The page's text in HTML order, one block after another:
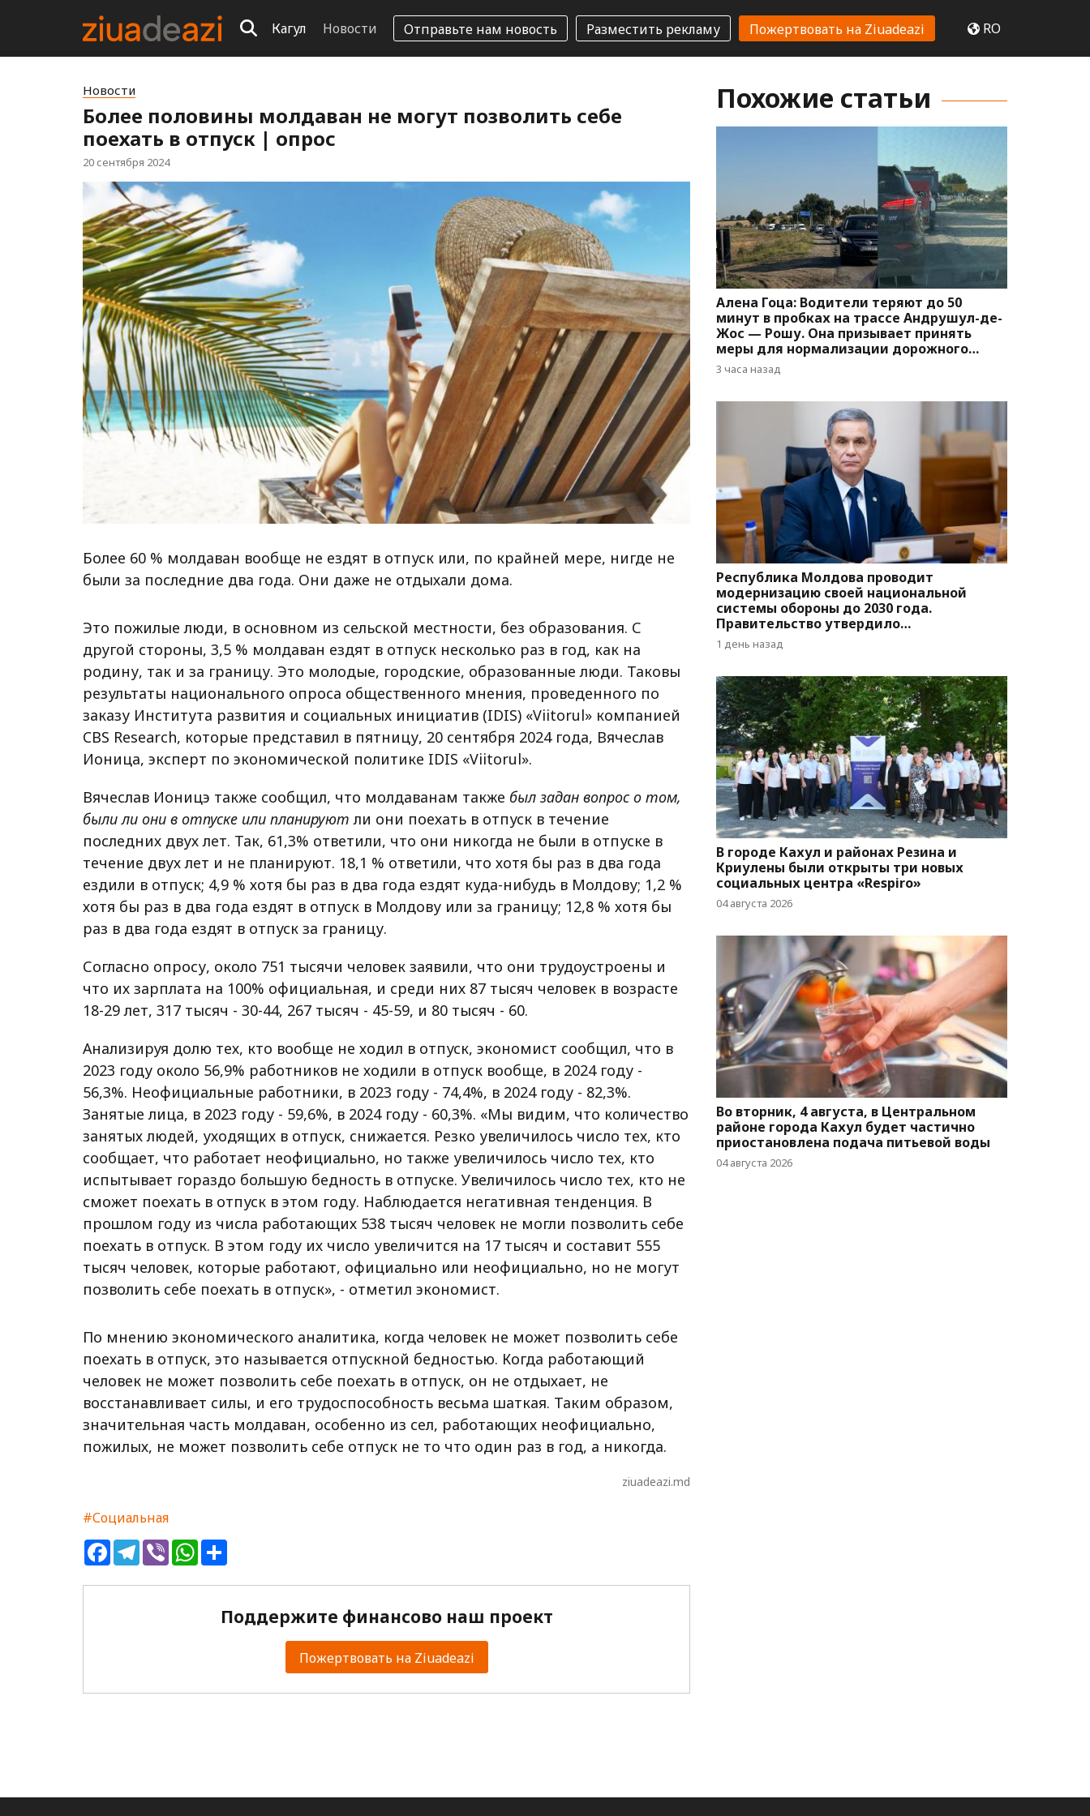
Кагул Новости Отправьте нам новость Разместить рекламу Пожертвовать на Ziuadeazi RO
Новости
Более половины молдаван не могут позволить себе
поехать в отпуск | опрос
20 сентября 2024
Более 60 % молдаван вообще не ездят в отпуск или, по крайней мере, нигде не
были за последние два года. Они даже не отдыхали дома.
Это пожилые люди, в основном из сельской местности, без образования. С
другой стороны, 3,5 % молдаван ездят в отпуск несколько раз в год, как на
родину, так и за границу. Это молодые, городские, образованные люди. Таковы
результаты национального опроса общественного мнения, проведенного по
заказу Института развития и социальных инициатив (IDIS) «Viitorul» компанией
CBS Research, которые представил в пятницу, 20 сентября 2024 года, Вячеслав
Ионица, эксперт по экономической политике IDIS «Viitorul».
Вячеслав Ионицэ также сообщил, что молдаванам также был задан вопрос о том,
были ли они в отпуске или планируют ли они поехать в отпуск в течение
последних двух лет. Так, 61,3% ответили, что они никогда не были в отпуске в
течение двух лет и не планируют. 18,1 % ответили, что хотя бы раз в два года
ездили в отпуск; 4,9 % хотя бы раз в два года ездят куда-нибудь в Молдову; 1,2 %
хотя бы раз в два года ездят в отпуск в Молдову или за границу; 12,8 % хотя бы
раз в два года ездят в отпуск за границу.
Согласно опросу, около 751 тысячи человек заявили, что они трудоустроены и
что их зарплата на 100% официальная, и среди них 87 тысяч человек в возрасте
18-29 лет, 317 тысяч - 30-44, 267 тысяч - 45-59, и 80 тысяч - 60.
Анализируя долю тех, кто вообще не ходил в отпуск, экономист сообщил, что в
2023 году около 56,9% работников не ходили в отпуск вообще, в 2024 году -
56,3%. Неофициальные работники, в 2023 году - 74,4%, в 2024 году - 82,3%.
Занятые лица, в 2023 году - 59,6%, в 2024 году - 60,3%. «Мы видим, что количество
занятых людей, уходящих в отпуск, снижается. Резко увеличилось число тех, кто
сообщает, что работает неофициально, но также увеличилось число тех, кто
испытывает гораздо большую бедность в отпуске. Увеличилось число тех, кто не
сможет поехать в отпуск в этом году. Наблюдается негативная тенденция. В
прошлом году из числа работающих 538 тысяч человек не могли позволить себе
поехать в отпуск. В этом году их число увеличится на 17 тысяч и составит 555
тысяч человек, которые работают, официально или неофициально, но не могут
позволить себе поехать в отпуск», - отметил экономист.
По мнению экономического аналитика, когда человек не может позволить себе
поехать в отпуск, это называется отпускной бедностью. Когда работающий
человек не может позволить себе поехать в отпуск, он не отдыхает, не
восстанавливает силы, и его трудоспособность весьма шаткая. Таким образом,
значительная часть молдаван, особенно из сел, работающих неофициально,
пожилых, не может позволить себе отпуск не то что один раз в год, а никогда.
ziuadeazi.md
#Социальная
FacebookTelegram
ViberWhatsApp
Поддержите финансово наш проект
Пожертвовать на Ziuadeazi
Похожие статьи
Алена Гоца: Водители теряют до 50
минут в пробках на трассе Андрушул-де-
Жос — Рошу. Она призывает принять
меры для нормализации дорожного
движения
3 часа назад
Республика Молдова проводит
модернизацию своей национальной
системы обороны до 2030 года.
Правительство утвердило
соответствующую программу
1 день назад
В городе Кахул и районах Резина и
Криулены были открыты три новых
социальных центра «Respiro»
04 августа 2026
Во вторник, 4 августа, в Центральном
районе города Кахул будет частично
приостановлена подача питьевой воды
04 августа 2026